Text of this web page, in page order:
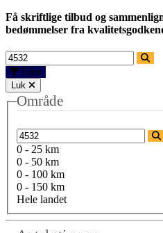
Få skriftlige tilbud og
bedømmelser fra
Filtre
Luk
Område
0 - 25 km
0 - 50 km
0 - 100 km
0 - 150 km
Hele landet